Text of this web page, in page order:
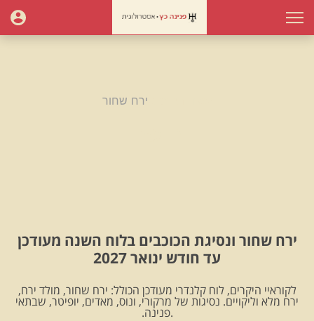
ירח שחור
ירח שחור ונסיגת הכוכבים בלוח השנה מעודכן
עד חודש ינואר 2027
לקוראיי היקרים, לוח קלנדרי מעודכן הכולל: ירח שחור, מולד ירח,
ירח מלא וליקויים. נסיגות של מרקורי, ונוס, מאדים, יופיטר, שבתאי
.פנינה.